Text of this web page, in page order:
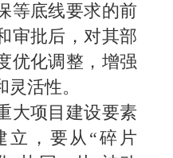
等底线要求的前
审批后，对其部
优化调整，增强
活性。
项目建设要素
立，要从“碎片